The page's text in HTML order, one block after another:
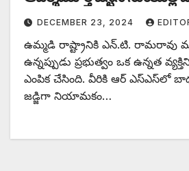
DECEMBER 23, 2024
ఉమ్మడి రాష్ట్రానికి ఎన్‌.‌టి. రామరావు
ఉన్నప్పుడు ప్రభుత్వం ఒక ఉన్నత
ఎంపిక చేసింది. వీరికి ఆర్‌ ఎస్‌ఎస్‌లో
జడ్జిగా నియామకం…